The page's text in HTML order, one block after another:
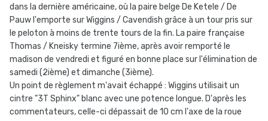
dans la dernière américaine, où la paire belge De Ketele / De
Pauw l'emporte sur Wiggins / Cavendish grâce à un tour pris sur
le peloton à moins de trente tours de la fin. La paire française
Thomas / Kneisky termine 7ième, après avoir remporté le
madison de vendredi et figuré en bonne place sur l'élimination de
samedi (2ième) et dimanche (3ième).
Un point de règlement m'avait échappé : Wiggins utilisait un
cintre "3T Sphinx" blanc avec une potence longue. D'après les
commentateurs, celle-ci dépassait de 10 cm l'axe de la roue